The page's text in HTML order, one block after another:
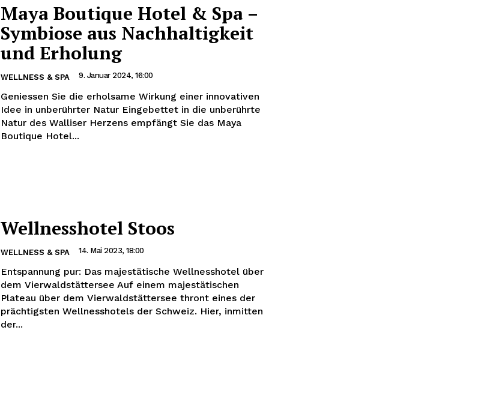
Maya Boutique Hotel & Spa –
Symbiose aus Nachhaltigkeit
und Erholung
WELLNESS & SPA 9. Januar 2024, 16:00
Geniessen Sie die erholsame Wirkung einer innovativen
Idee in unberührter Natur Eingebettet in die unberührte
Natur des Walliser Herzens empfängt Sie das Maya
Boutique Hotel...
Wellnesshotel Stoos
WELLNESS & SPA 14. Mai 2023, 18:00
Entspannung pur: Das majestätische Wellnesshotel über
dem Vierwaldstättersee Auf einem majestätischen
Plateau über dem Vierwaldstättersee thront eines der
prächtigsten Wellnesshotels der Schweiz. Hier, inmitten
der...